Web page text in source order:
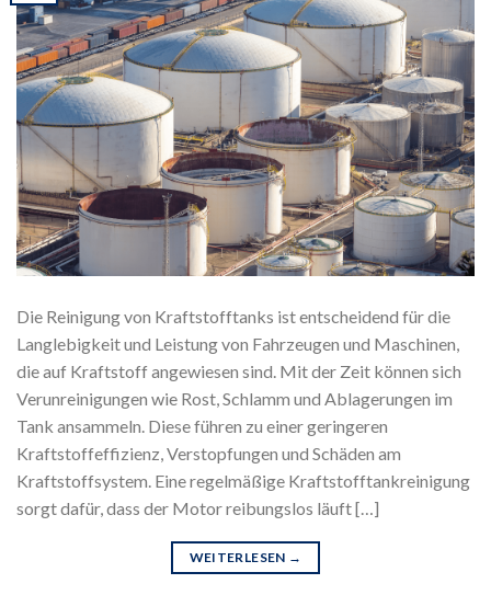
Die Reinigung von Kraftstofftanks ist entscheidend für die
Langlebigkeit und Leistung von Fahrzeugen und Maschinen,
die auf Kraftstoff angewiesen sind. Mit der Zeit können sich
Verunreinigungen wie Rost, Schlamm und Ablagerungen im
Tank ansammeln. Diese führen zu einer geringeren
Kraftstoffeffizienz, Verstopfungen und Schäden am
Kraftstoffsystem. Eine regelmäßige Kraftstofftankreinigung
sorgt dafür, dass der Motor reibungslos läuft […]
WEITERLESEN →